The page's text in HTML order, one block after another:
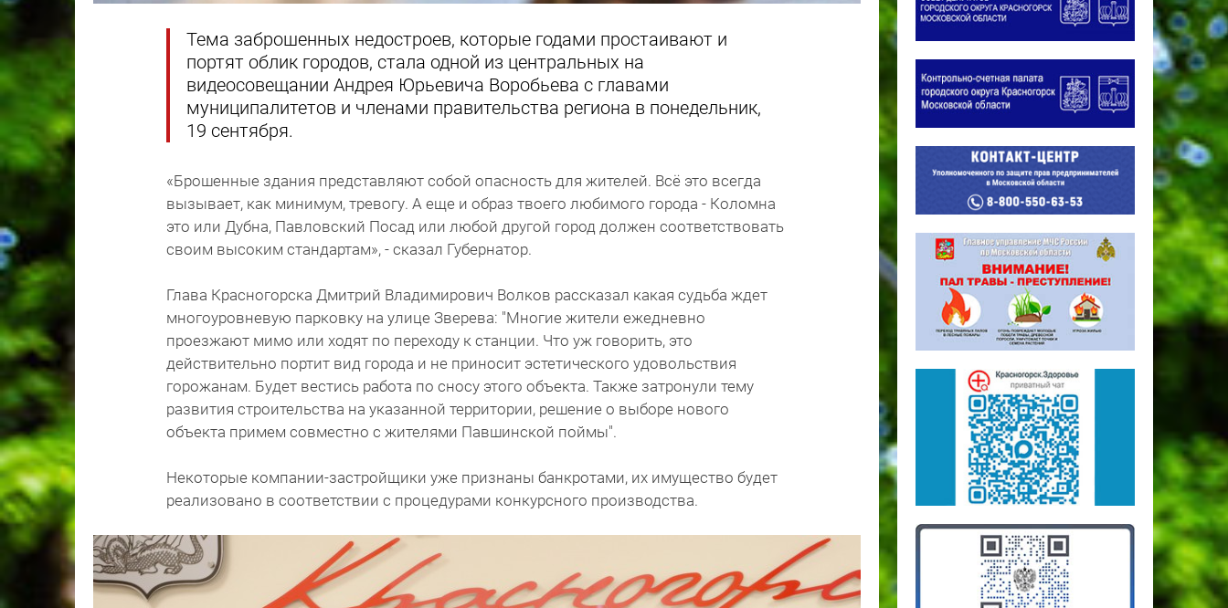
Тема заброшенных недостроев, которые годами простаивают и
портят облик городов, стала одной из центральных на
видеосовещании Андрея Юрьевича Воробьева с главами
муниципалитетов и членами правительства региона в понедельник,
19 сентября.
«Брошенные здания представляют собой опасность для жителей. Всё это всегда
вызывает, как минимум, тревогу. А еще и образ твоего любимого города - Коломна
это или Дубна, Павловский Посад или любой другой город должен соответствовать
своим высоким стандартам», - сказал Губернатор.
Глава Красногорска Дмитрий Владимирович Волков рассказал какая судьба ждет
многоуровневую парковку на улице Зверева: "Многие жители ежедневно
проезжают мимо или ходят по переходу к станции. Что уж говорить, это
действительно портит вид города и не приносит эстетического удовольствия
горожанам. Будет вестись работа по сносу этого объекта. Также затронули тему
развития строительства на указанной территории, решение о выборе нового
объекта примем совместно с жителями Павшинской поймы".
Некоторые компании-застройщики уже признаны банкротами, их имущество будет
реализовано в соответствии с процедурами конкурсного производства.